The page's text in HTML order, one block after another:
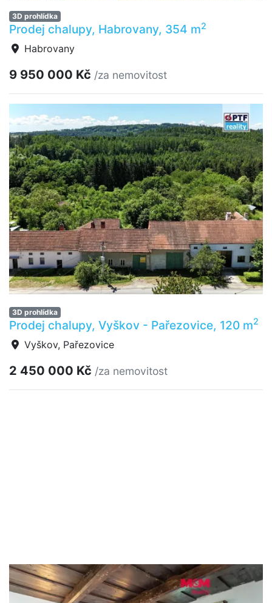
3D prohlídka
Prodej chalupy, Habrovany, 354 m2
Habrovany
9 950 000 Kč /za nemovitost
3D prohlídka
Prodej chalupy, Vyškov - Pařezovice, 120 m2
Vyškov, Pařezovice
2 450 000 Kč /za nemovitost